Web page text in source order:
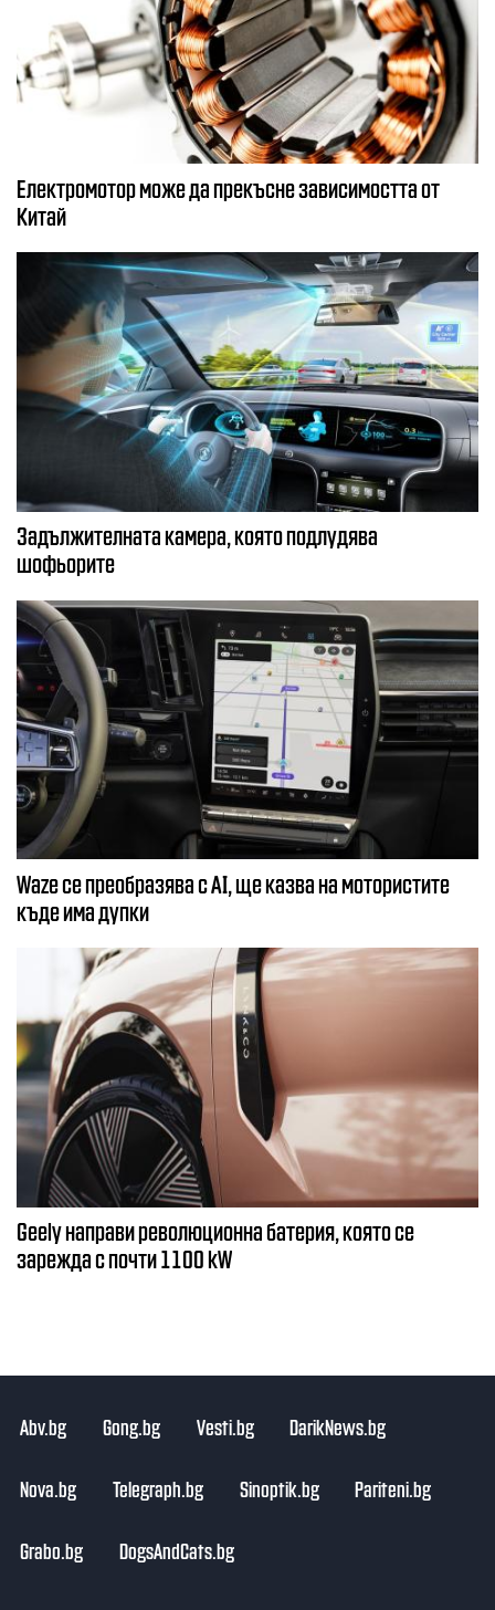
Електромотор може да прекъсне зависимостта от
Китай
Задължителната камера, която подлудява
шофьорите
Waze се преобразява с AI, ще казва на мотористите
къде има дупки
Geely направи революционна батерия, която се
зарежда с почти 1100 kW
Abv.bg Gong.bg Vesti.bg DarikNews.bg
Nova.bg Telegraph.bg Sinoptik.bg Pariteni.bg
Grabo.bg DogsAndCats.bg